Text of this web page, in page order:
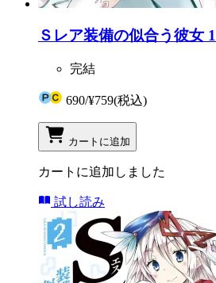
Ｓレア装備の似合う彼女 1
完結
690/¥759(税込)
カートに追加
カートに追加しました
試し読み